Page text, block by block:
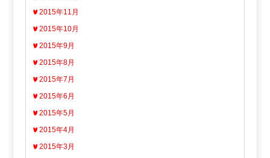
2015年11月
2015年10月
2015年9月
2015年8月
2015年7月
2015年6月
2015年5月
2015年4月
2015年3月